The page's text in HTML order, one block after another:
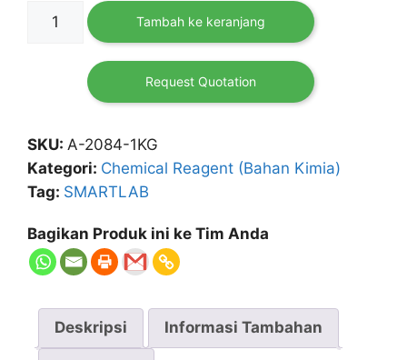
Kuantitas
Urea
SMARTLAB
Tambah ke keranjang
Request Quotation
SKU: A-2084-1KG
Kategori: Chemical Reagent (Bahan Kimia)
Tag: SMARTLAB
Bagikan Produk ini ke Tim Anda
Deskripsi Informasi Tambahan